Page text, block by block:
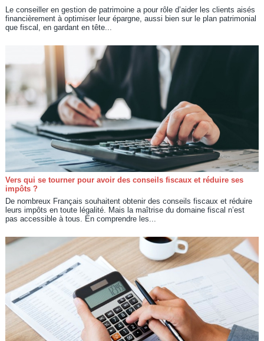
Le conseiller en gestion de patrimoine a pour rôle d’aider les clients aisés
financièrement à optimiser leur épargne, aussi bien sur le plan patrimonial
que fiscal, en gardant en tête...
Vers qui se tourner pour avoir des conseils fiscaux et réduire ses
impôts ?
De nombreux Français souhaitent obtenir des conseils fiscaux et réduire
leurs impôts en toute légalité. Mais la maîtrise du domaine fiscal n’est
pas accessible à tous. En comprendre les...